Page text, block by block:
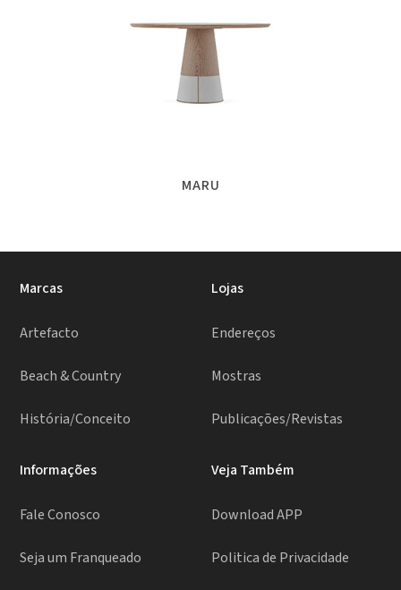
MARU
Marcas
Artefacto
Beach & Country
História/Conceito
Lojas
Endereços
Mostras
Publicações/Revistas
Informações
Fale Conosco
Seja um Franqueado
Veja Também
Download APP
Politica de Privacidade